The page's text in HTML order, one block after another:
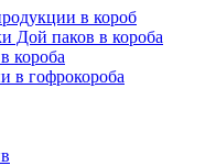
в короб
Дой паков в короба
короба
в гофрокороба